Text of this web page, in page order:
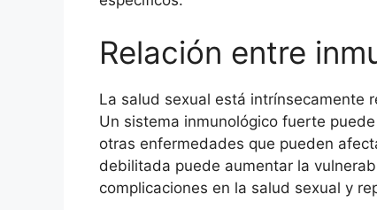
Relación entre
La salud sexual está intrínsecamente
Un sistema inmunológico fuerte
otras enfermedades que pueden
debilitada puede aumentar la
complicaciones en la salud sexual y